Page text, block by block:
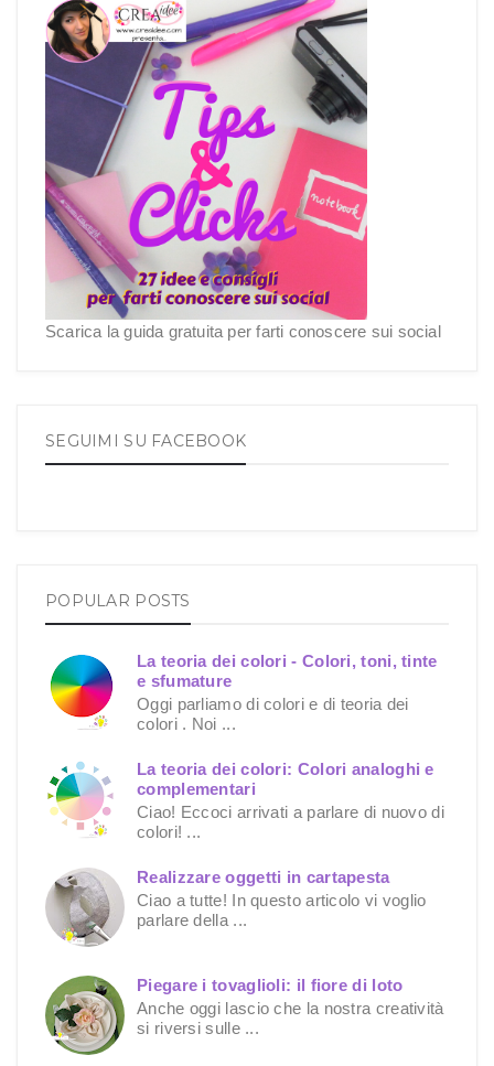
Scarica la guida gratuita per farti conoscere sui social
SEGUIMI SU FACEBOOK
POPULAR POSTS
La teoria dei colori - Colori, toni, tinte
e sfumature
Oggi parliamo di colori e di teoria dei
colori . Noi ...
La teoria dei colori: Colori analoghi e
complementari
Ciao! Eccoci arrivati a parlare di nuovo di
colori! ...
Realizzare oggetti in cartapesta
Ciao a tutte! In questo articolo vi voglio
parlare della ...
Piegare i tovaglioli: il fiore di loto
Anche oggi lascio che la nostra creatività
si riversi sulle ...